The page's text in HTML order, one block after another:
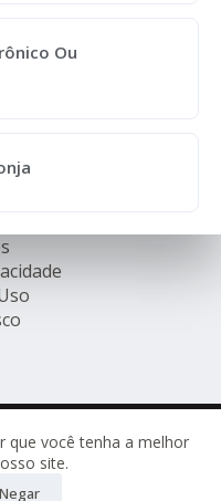
que você tenha a melhor
site.
Negar
Ou
OS DIREITOS
Ao comprar